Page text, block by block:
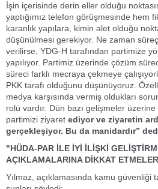
İşin içerisinde derin eller olduğu
yaptığımız telefon görüşmesinde hem
karanlık yapılara, kimin alet olduğu
düşünülmesi gerekiyor. Ne zaman
verilirse, YDG-H tarafından partimize
yapılıyor. Partimiz üzerinde çözüm
süreci farklı mecraya çekmeye
PKK tarafı olduğunu düşünüyoruz.
medya karşısında vermiş oldukları
rolü vardır. Dün bazı gelişmeler üzerine
partimizi ziyaret ediyor ve ziyaretin
gerçekleşiyor. Bu da manidardır”
"HÜDA-PAR İLE İYİ İLİŞKİ
AÇIKLAMALARINA DİKKAT
Yılmaz, açıklamasında kamu güvenliği